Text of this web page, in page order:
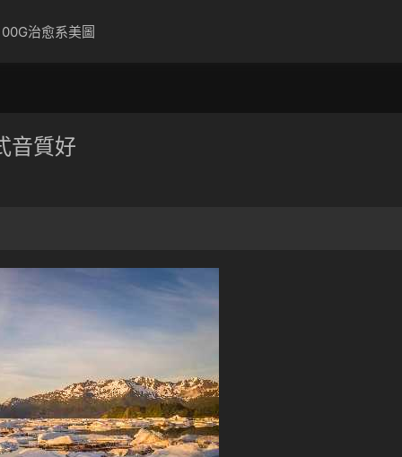
治愈系美圖
音質好